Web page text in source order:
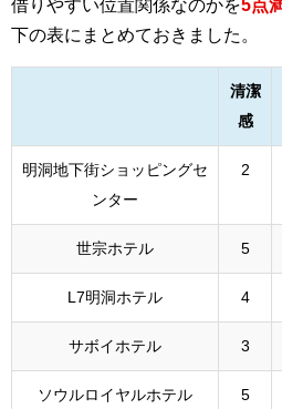
借りやすい位置関係なのかを5点
下の表にまとめておきました。
清潔
感
明洞地下街ショッピングセ
ンター
2
世宗ホテル 5
L7明洞ホテル 4
サボイホテル 3
ソウルロイヤルホテル 5